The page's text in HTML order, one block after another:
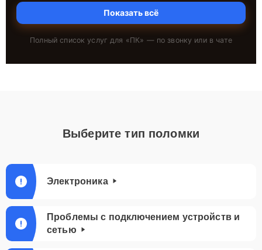
Показать всё
Полный список услуг для «ПК» — по звонку или в чате
Выберите тип поломки
Электроника
Проблемы с подключением устройств и
сетью